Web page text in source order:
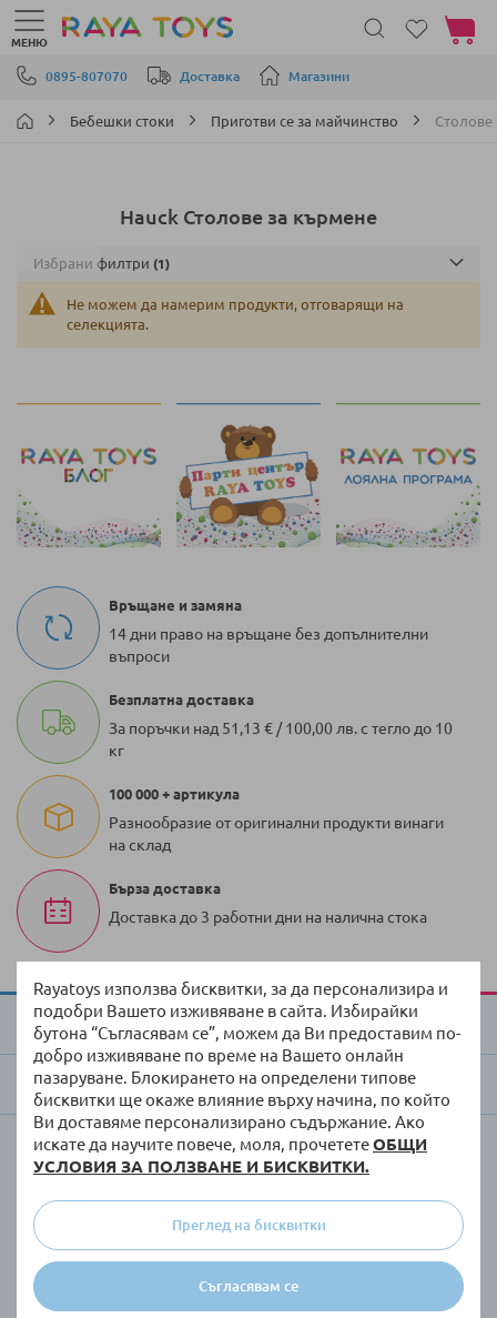
Rayatoys използва бисквитки, за да персонализира и
подобри Вашето изживяване в сайта. Избирайки
бутона “Съгласявам се”, можем да Ви предоставим по-
добро изживяване по време на Вашето онлайн
пазаруване. Блокирането на определени типове
бисквитки ще окаже влияние върху начина, по който
Ви доставяме персонализирано съдържание. Ако
искате да научите повече, моля, прочететеОБЩИ
УСЛОВИЯ ЗА ПОЛЗВАНЕ И БИСКВИТКИ.
Съгласявам се
Преглед на бисквитки
Прескачане към съдържанието
0895-807070 Доставка Магазини
МЕНЮ
Моята
Бебешки стоки Приготви се за майчинство Столове
Hauck Столове за кърмене
Не можем да намерим продукти, отговарящи на
селекцията.
Избрани филтри
Връщане и замяна
14 дни право на връщане без допълнителни
въпроси
Безплатна доставка
За поръчки над 51,13 € / 100,00 лв. с тегло до 10
кг
100 000 + артикула
Разнообразие от оригинални продукти винаги
на склад
Бърза доставка
Доставка до 3 работни дни на налична стока
За Raya Toys
Търговци и клиенти
Обслужване по телефона:
Понеделник - петък, от 9-18 ч.:
САЙТ
+359-895807070